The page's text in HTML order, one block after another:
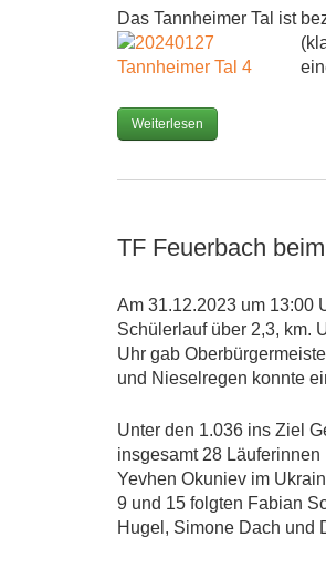
Das Tannheimer Tal ist
Weiterlesen
TF Feuerbach
Am 31.12.2023 um 13:00
Schülerlauf über 2,3, km.
Uhr gab
und Nieselregen konnte
Unter den 1.036 ins Ziel
insgesamt 28
Yevhen Okuniev im
9 und 15 folgten Fabian
Hugel, Simone Dach und